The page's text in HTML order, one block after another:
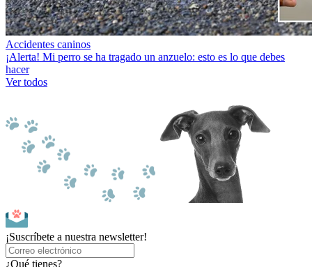
Accidentes caninos
¡Alerta! Mi perro se ha tragado un anzuelo: esto es lo que debes
hacer
Ver todos
¡Suscríbete a nuestra newsletter!
¿Qué tienes?